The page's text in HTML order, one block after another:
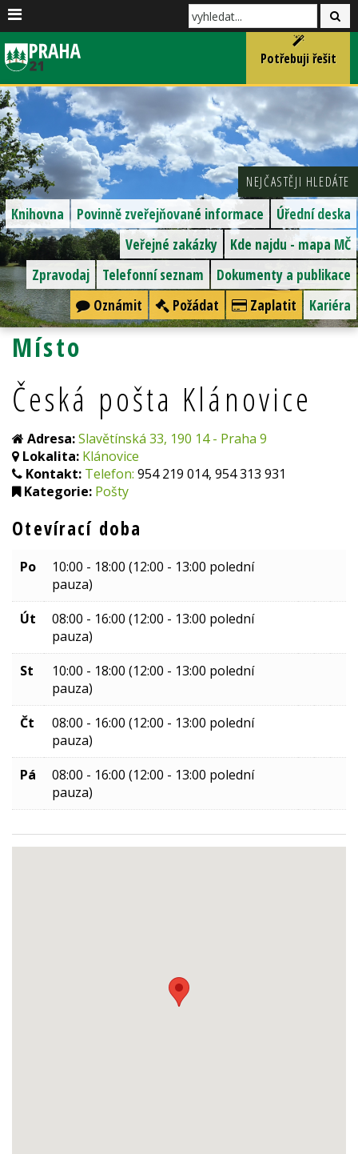
Potřebuji řešit
NEJČASTĚJI HLEDÁTE
Úřední deska
Povinně zveřejňované informace
Knihovna
Kde najdu - mapa MČ
Veřejné zakázky
Dokumenty a publikace
Telefonní seznam
Zpravodaj
Kariéra
Zaplatit
Požádat
Oznámit
Místo
Česká pošta Klánovice
Adresa:Slavětínská 33, 190 14 - Praha 9
Lokalita: Klánovice
Kontakt: Telefon: 954 219 014, 954 313 931
Kategorie: Pošty
Otevírací doba
Po
10:00 - 18:00 (12:00 - 13:00 polední
pauza)
Út
08:00 - 16:00 (12:00 - 13:00 polední
pauza)
St
10:00 - 18:00 (12:00 - 13:00 polední
pauza)
Čt
08:00 - 16:00 (12:00 - 13:00 polední
pauza)
Pá
08:00 - 16:00 (12:00 - 13:00 polední
pauza)